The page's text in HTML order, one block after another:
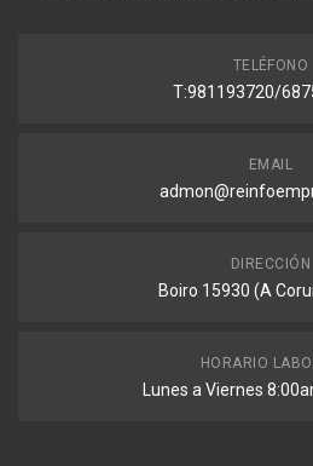
TELÉFONO
T:981193720/
EMAIL
DIRECCIÓN
Boiro 15930 (A
HORARIO
Lunes a Viernes